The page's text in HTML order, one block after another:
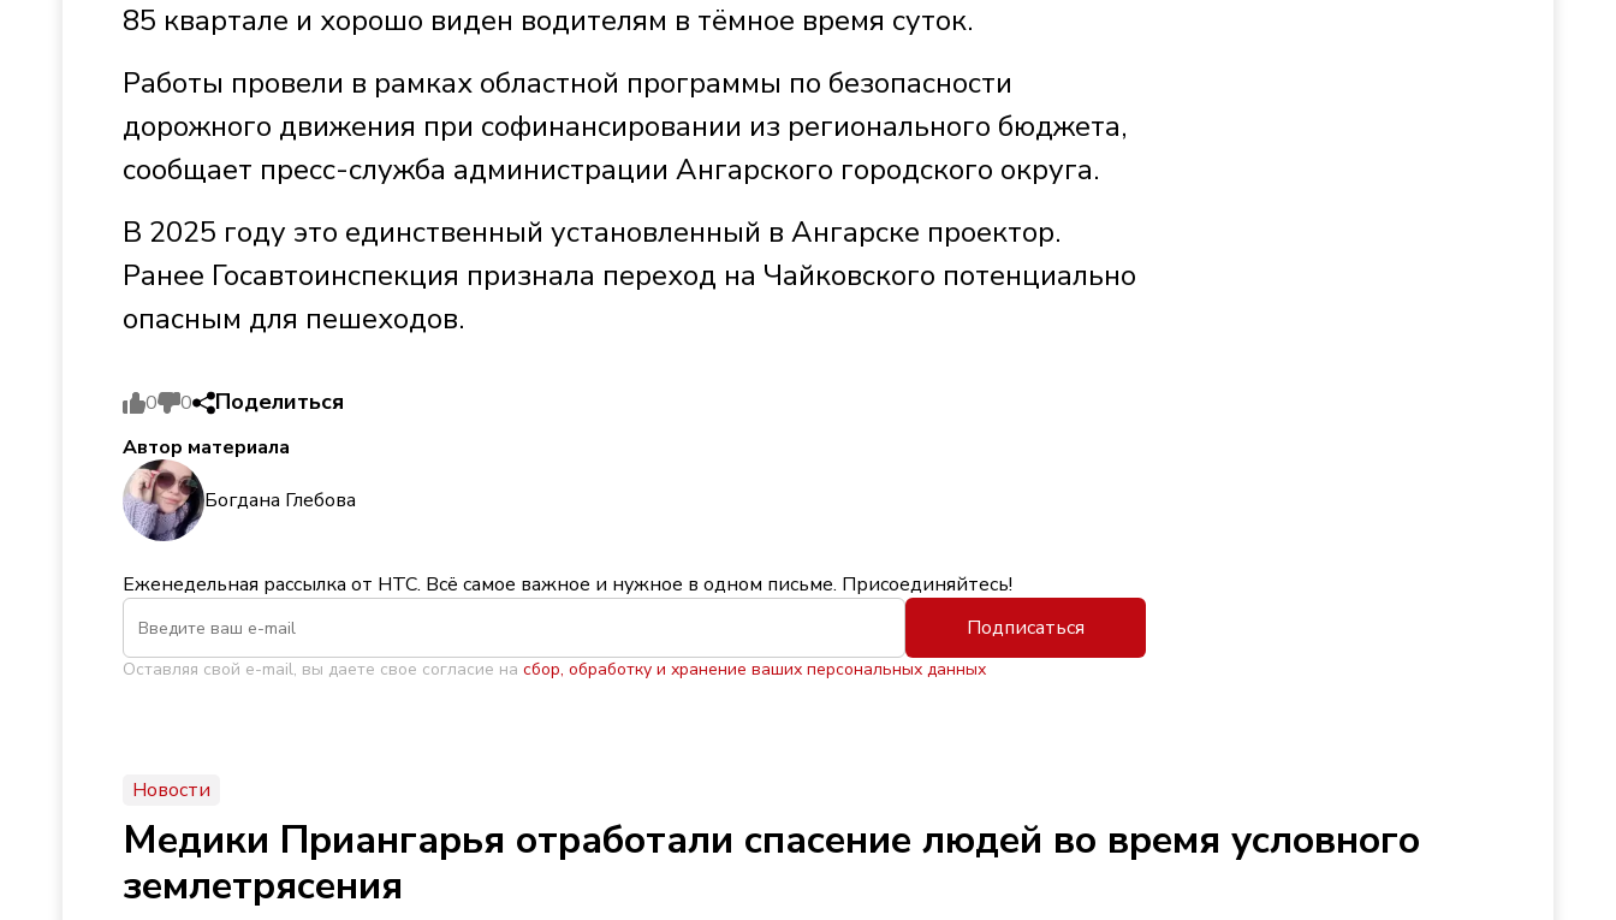
85 квартале и хорошо виден водителям в тёмное время суток.
Работы провели в рамках областной программы по безопасности
дорожного движения при софинансировании из регионального бюджета,
сообщает пресс-служба администрации Ангарского городского округа.
В 2025 году это единственный установленный в Ангарске проектор.
Ранее Госавтоинспекция признала переход на Чайковского потенциально
опасным для пешеходов.
0 0 Поделиться
Автор материала
Богдана Глебова
Еженедельная рассылка от НТС. Всё самое важное и нужное в одном письме. Присоединяйтесь!
Подписаться
Оставляя свой e-mail, вы даете свое согласие на сбор, обработку и хранение ваших персональных данных
Новости
Медики Приангарья отработали спасение людей во время условного
землетрясения